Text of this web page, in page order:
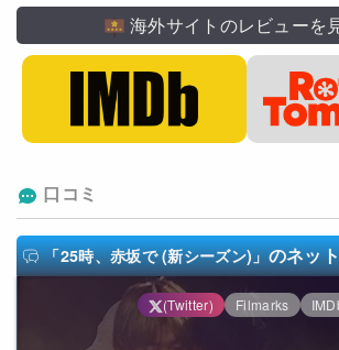
海外サイトのレビューを
口コミ
「25時、赤坂で (新シーズン)」のネッ
(Twitter) Filmarks